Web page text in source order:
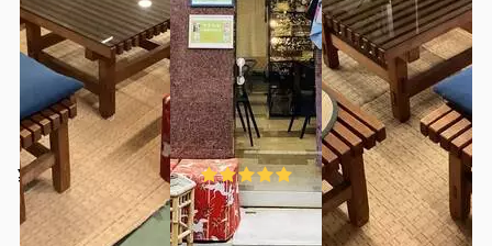
¥880 〜 ¥1650 /時間 5.0
(1件)
浅草駅 徒歩5分東京都台東区花川戸2−8−4
1〜6名